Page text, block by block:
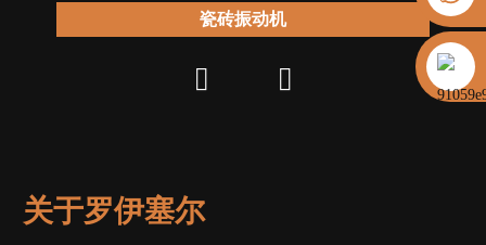
瓷砖振动机
关于罗伊塞尔